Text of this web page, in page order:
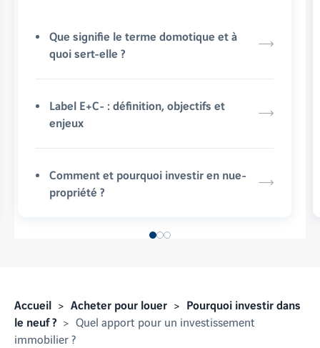
Que signifie le terme domotique et à
quoi sert-elle ?
Label E+C- : définition, objectifs et
enjeux
Comment et pourquoi investir en nue-
propriété ?
Accueil Acheter pour louer
Pourquoi investir dans
le neuf ?
Quel apport pour un investissement
immobilier ?